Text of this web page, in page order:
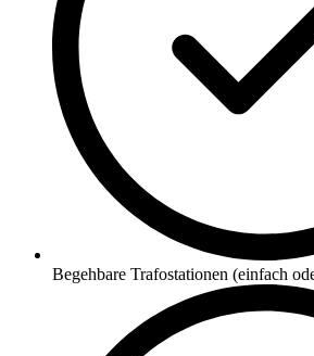
Begehbare Trafostationen (einfach